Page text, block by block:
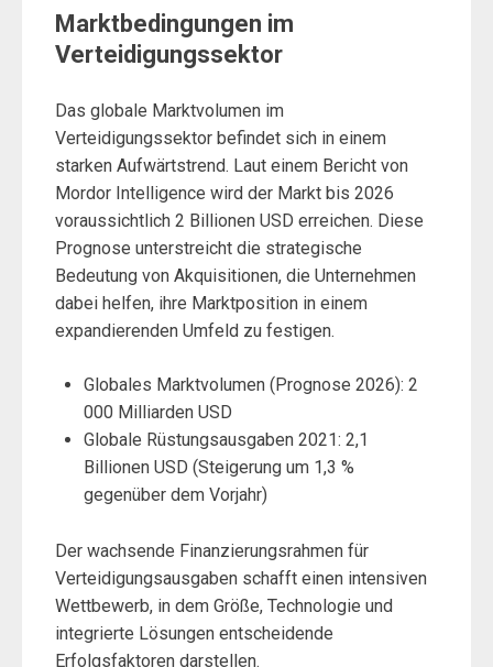
Marktbedingungen im
Verteidigungssektor
Das globale Marktvolumen im
Verteidigungssektor befindet sich in einem
starken Aufwärtstrend. Laut einem Bericht von
Mordor Intelligence wird der Markt bis 2026
voraussichtlich 2 Billionen USD erreichen. Diese
Prognose unterstreicht die strategische
Bedeutung von Akquisitionen, die Unternehmen
dabei helfen, ihre Marktposition in einem
expandierenden Umfeld zu festigen.
Globales Marktvolumen (Prognose 2026): 2
000 Milliarden USD
Globale Rüstungsausgaben 2021: 2,1
Billionen USD (Steigerung um 1,3 %
gegenüber dem Vorjahr)
Der wachsende Finanzierungsrahmen für
Verteidigungsausgaben schafft einen intensiven
Wettbewerb, in dem Größe, Technologie und
integrierte Lösungen entscheidende
Erfolgsfaktoren darstellen.